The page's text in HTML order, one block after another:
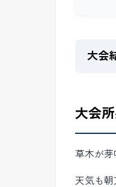
大会
大会
草木が芽
天気も